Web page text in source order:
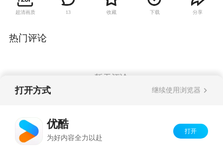
超清画质 13 收藏 下载 分享
热门评论
暂无评论
打开方式 继续使用浏览器
优酷
为好内容全力以赴
打开